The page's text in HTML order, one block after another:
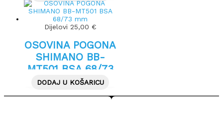
Dijelovi 25,00 €
OSOVINA POGONA
SHIMANO BB-
MT501 BSA 68/73
mm
DODAJ U KOŠARICU